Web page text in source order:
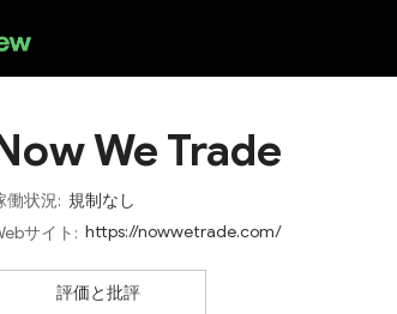
We Trade
働状況: 規制なし
サイト: https://nowwetrade.com/
評価と批評